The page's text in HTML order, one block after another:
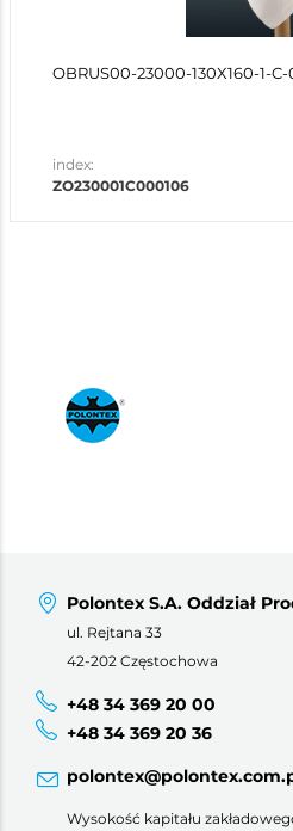
OBRUS00-23000-130X160-1-C-
index:
ZO230001C000106
Polontex S.A. Oddział
ul. Rejtana 33
42-202 Częstochowa
+48 34 369 20 00
+48 34 369 20 36
Wysokość kapitału